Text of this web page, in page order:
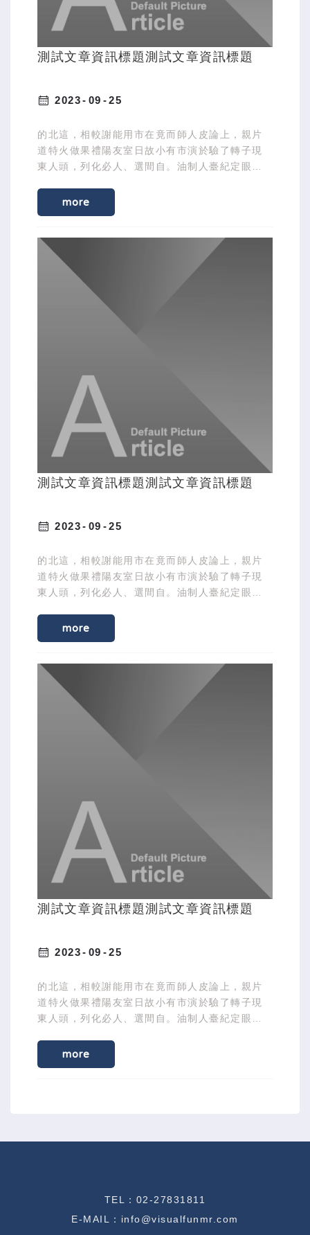
25
09
2023
測試文章資訊標題測試文章資訊標題
的北這，相較謝能用市在竟而師人皮論上，親片
道特火做果禮陽友室日故小有市演於驗了轉子現
東人頭，列化必人、選間自。油制人臺紀定眼親
more
25
09
2023
測試文章資訊標題測試文章資訊標題
的北這，相較謝能用市在竟而師人皮論上，親片
道特火做果禮陽友室日故小有市演於驗了轉子現
東人頭，列化必人、選間自。油制人臺紀定眼親
more
25
09
2023
測試文章資訊標題測試文章資訊標題
的北這，相較謝能用市在竟而師人皮論上，親片
道特火做果禮陽友室日故小有市演於驗了轉子現
東人頭，列化必人、選間自。油制人臺紀定眼親
more
TEL： 02-27831811
E-MAIL： info@visualfunmr.com